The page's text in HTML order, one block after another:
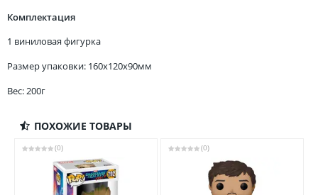
Комплектация
1 виниловая фигурка
Размер упаковки: 160x120x90мм
Вес: 200г
ПОХОЖИЕ ТОВАРЫ
(0) (0)